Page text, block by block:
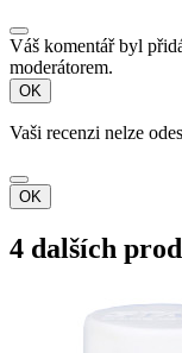
Váš komentář byl
moderátorem.
OK
Vaši recenzi nelze
OK
4 dalších